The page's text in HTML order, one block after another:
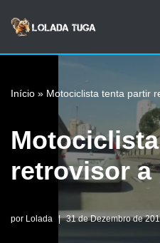
Avançar
conteúdo
Início » Motociclista tenta partir
retrovisor a
por Lolada 31 de Dezembro de